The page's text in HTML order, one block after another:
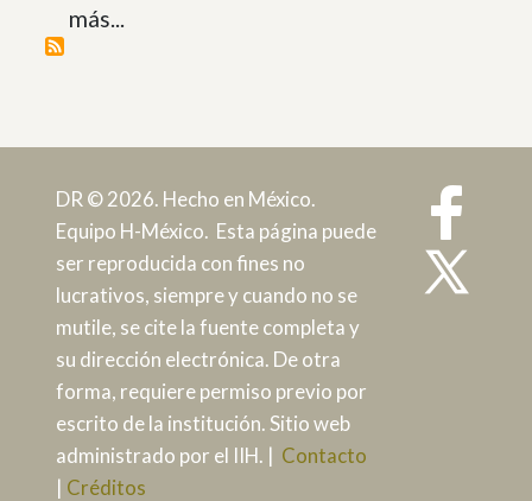
más...
DR © 2026. Hecho en México.
Equipo H-México. Esta página puede
ser reproducida con fines no
lucrativos, siempre y cuando no se
mutile, se cite la fuente completa y
su dirección electrónica. De otra
forma, requiere permiso previo por
escrito de la institución. Sitio web
administrado por el IIH. | Contacto
| Créditos